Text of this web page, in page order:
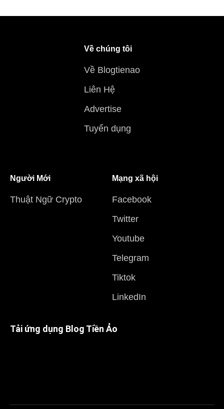
Về chúng tôi
Về Blogtienao
Liên Hệ
Advertise
Tuyển dụng
Người Mới
Thuật Ngữ Crypto
Mạng xã hội
Facebook
Twitter
Youtube
Telegram
Tiktok
LinkedIn
Tải ứng dụng Blog Tiền Ảo